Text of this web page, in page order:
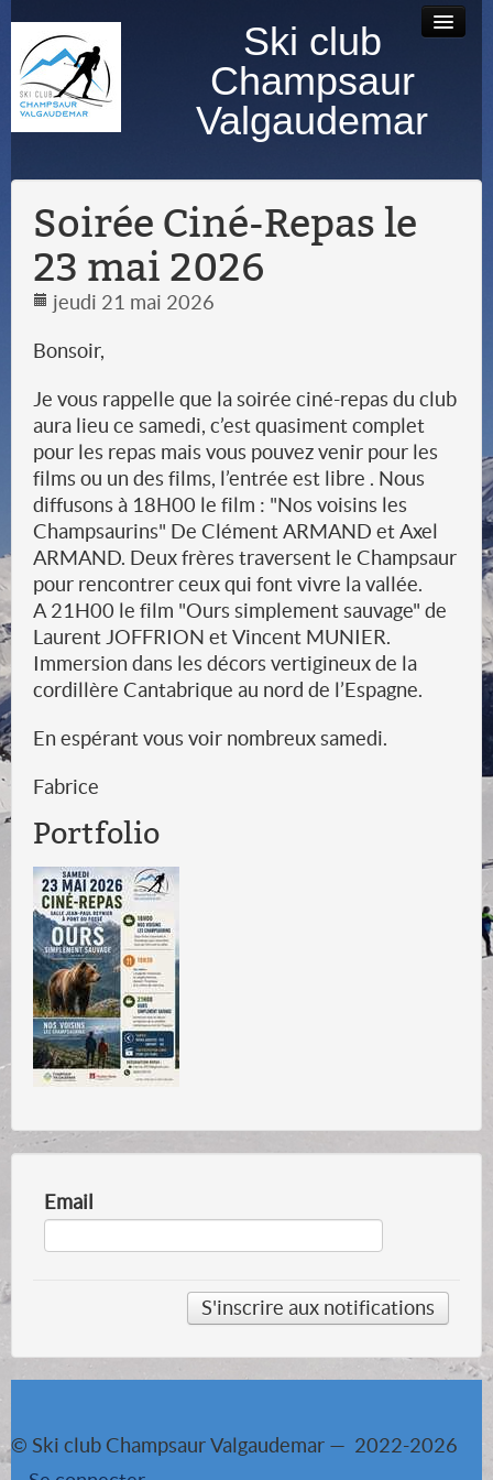
Ski club
Champsaur
Valgaudemar
Accueil Contact
photos
Soirée Ciné-Repas le
23 mai 2026
jeudi 21 mai 2026
Bonsoir,
Je vous rappelle que la soirée ciné-repas du club
aura lieu ce samedi, c’est quasiment complet
pour les repas mais vous pouvez venir pour les
films ou un des films, l’entrée est libre . Nous
diffusons à 18H00 le film : "Nos voisins les
Champsaurins" De Clément ARMAND et Axel
ARMAND. Deux frères traversent le Champsaur
pour rencontrer ceux qui font vivre la vallée.
A 21H00 le film "Ours simplement sauvage" de
Laurent JOFFRION et Vincent MUNIER.
Immersion dans les décors vertigineux de la
cordillère Cantabrique au nord de l’Espagne.
En espérant vous voir nombreux samedi.
Fabrice
Portfolio
Email
© Ski club Champsaur Valgaudemar — 2022-2026